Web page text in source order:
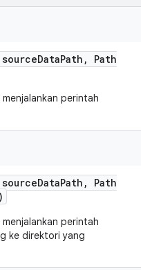
DataPath ,
Path
perintah
DataPath ,
Path
perintah
ke direktori yang